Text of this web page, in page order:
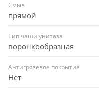
Смыв
прямой
Тип чаши унитаза
воронкообразная
Антигрязевое покрытие
Нет